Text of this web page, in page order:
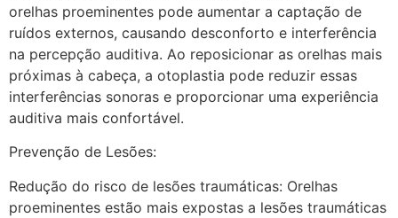
orelhas proeminentes pode aumentar a captação de
ruídos externos, causando desconforto e interferência
na percepção auditiva. Ao reposicionar as orelhas mais
próximas à cabeça, a otoplastia pode reduzir essas
interferências sonoras e proporcionar uma experiência
auditiva mais confortável.
Prevenção de Lesões:
Redução do risco de lesões traumáticas: Orelhas
proeminentes estão mais expostas a lesões traumáticas